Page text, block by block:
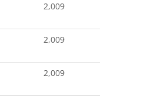
2,009
2,009
2,009